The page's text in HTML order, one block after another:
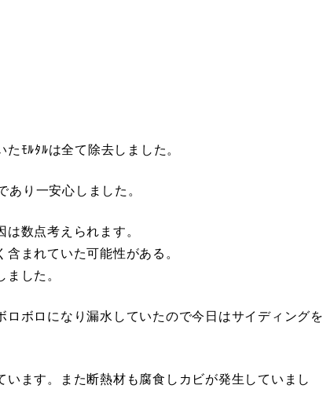
ﾓﾙﾀﾙは全て除去しました。
あり一安心しました。
数点考えられます。
含まれていた可能性がある。
ました。
ボロになり漏水していたので今日はサイディングを
ます。また断熱材も腐食しカビが発生していまし